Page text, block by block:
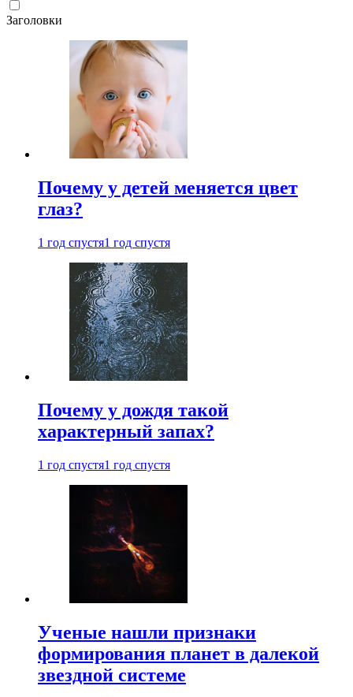
Заголовки
Почему у детей меняется цвет
глаз?
1 год спустя1 год спустя
Почему у дождя такой
характерный запах?
1 год спустя1 год спустя
Ученые нашли признаки
формирования планет в далекой
звездной системе